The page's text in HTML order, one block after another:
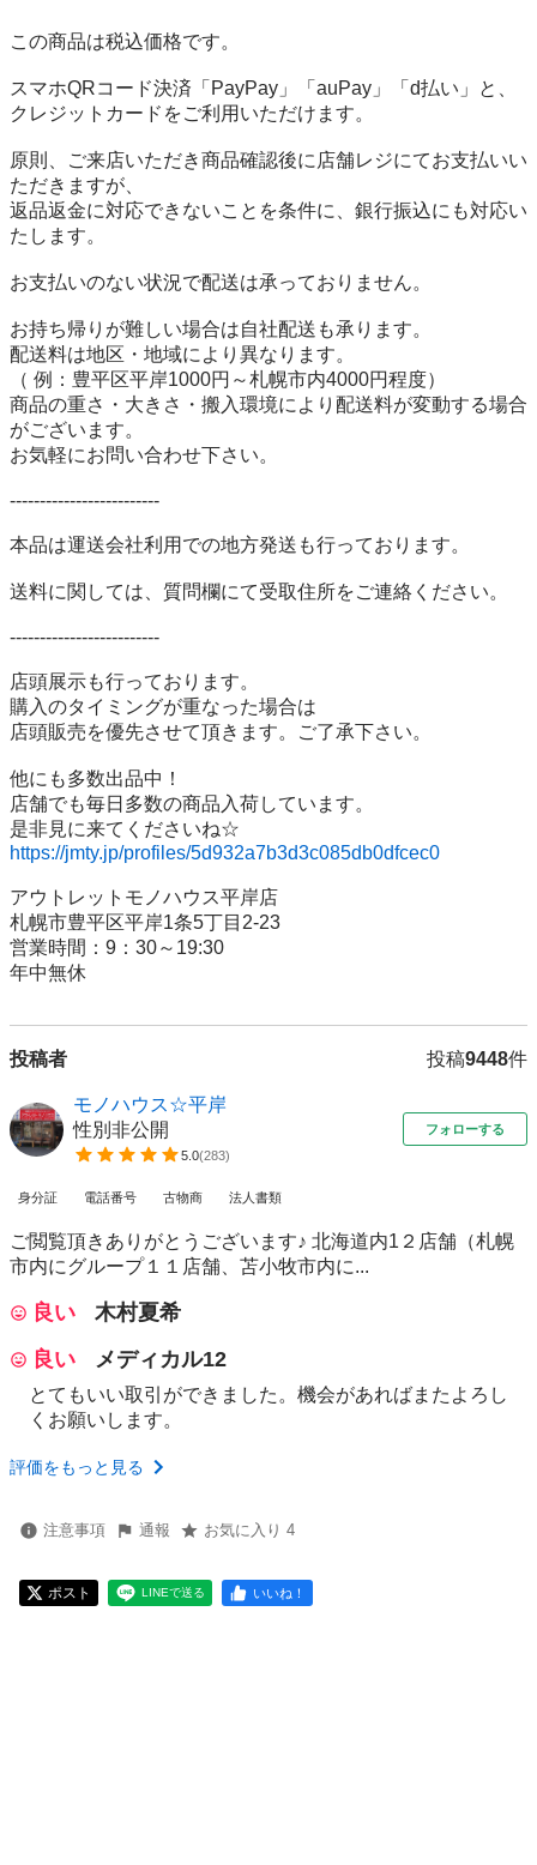
この商品は税込価格です。
スマホQRコード決済「PayPay」「auPay」「d払い」と、
クレジットカードをご利用いただけます。
原則、ご来店いただき商品確認後に店舗レジにてお支払いい
ただきますが、
返品返金に対応できないことを条件に、銀行振込にも対応い
たします。
お支払いのない状況で配送は承っておりません。
お持ち帰りが難しい場合は自社配送も承ります。
配送料は地区・地域により異なります。
（ 例：豊平区平岸1000円～札幌市内4000円程度）
商品の重さ・大きさ・搬入環境により配送料が変動する場合
がございます。
お気軽にお問い合わせ下さい。
-------------------------
本品は運送会社利用での地方発送も行っております。
送料に関しては、質問欄にて受取住所をご連絡ください。
-------------------------
店頭展示も行っております。
購入のタイミングが重なった場合は
店頭販売を優先させて頂きます。ご了承下さい。
他にも多数出品中！
店舗でも毎日多数の商品入荷しています。
https://jmty.jp/profiles/5d932a7b3d3c085db0dfcec0
アウトレットモノハウス平岸店
札幌市豊平区平岸1条5丁目2-23
営業時間：9：30～19:30
年中無休
投稿者 投稿9448件
モノハウス☆平岸
性別非公開
5.0(283)
フォローする
身分証 電話番号 古物商 法人書類
ご閲覧頂きありがとうございます♪ 北海道内1２店舗（札幌
市内にグループ１１店舗、苫小牧市内に...
良い
木村夏希
良い
メディカル12
とてもいい取引ができました。機会があればまたよろし
くお願いします。
評価をもっと見る
注意事項 通報 お気に入り 4
ポスト LINEで送る いいね！